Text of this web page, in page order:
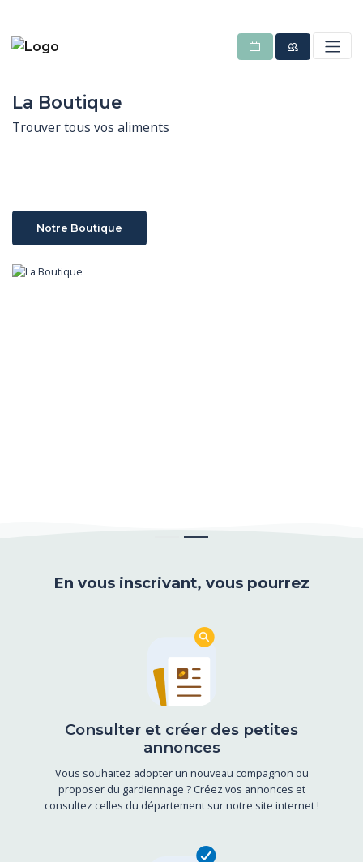
La Boutique
Trouver tous vos aliments
Notre Boutique
En vous inscrivant, vous pourrez
Consulter et créer des petites
annonces
Vous souhaitez adopter un nouveau compagnon ou
proposer du gardiennage ? Créez vos annonces et
consultez celles du département sur notre site internet !